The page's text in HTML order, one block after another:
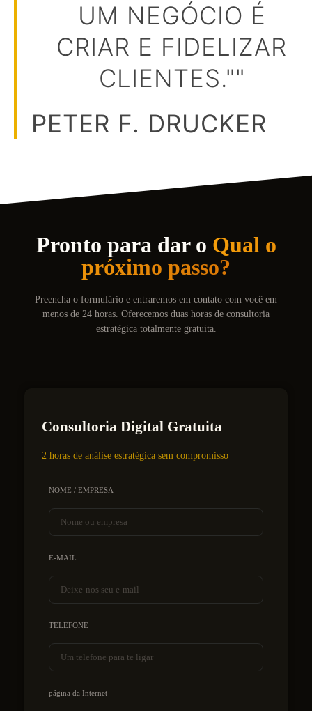
UM NEGÓCIO É
CRIAR E FIDELIZAR
CLIENTES.""
PETER F. DRUCKER
Pronto para dar o Qual o
próximo passo?
Preencha o formulário e entraremos em contato com você em
menos de 24 horas. Oferecemos duas horas de consultoria
estratégica totalmente gratuita.
Consultoria Digital Gratuita
2 horas de análise estratégica sem compromisso
NOME / EMPRESA
E-MAIL
TELEFONE
página da Internet